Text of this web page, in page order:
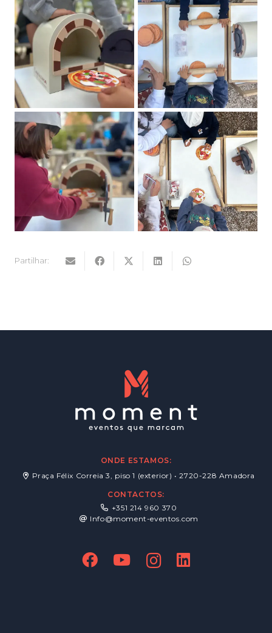
Partilhar:
ONDE ESTAMOS:
Praça Félix Correia 3, piso 1 (exterior) • 2720-228 Amadora
CONTACTOS:
+351 214 960 370
Info@moment-eventos.com